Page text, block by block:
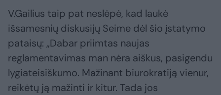
V.Gailius taip pat neslėpė, kad laukė
išsamesnių diskusijų Seime dėl šio įstatymo
pataisų: „Dabar priimtas naujas
reglamentavimas man nėra aiškus, pasigendu
lygiateisiškumo. Mažinant biurokratiją vienur,
reikėtų ją mažinti ir kitur. Tada jos